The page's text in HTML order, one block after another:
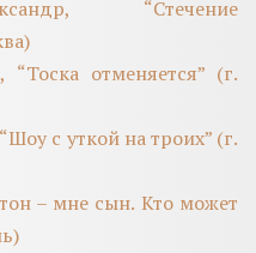
“Стечение
отменяется” (г.
с уткой на троих” (г.
– мне сын. Кто может